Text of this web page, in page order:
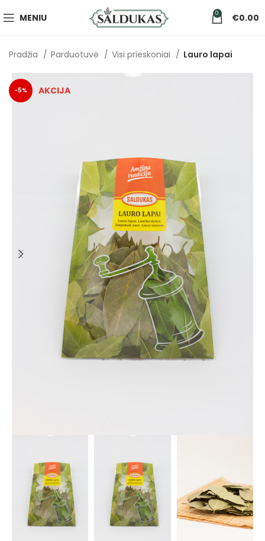
MENIU 0 €0.00
Pradžia Parduotuvė Visi prieskoniai Lauro lapai
-5%